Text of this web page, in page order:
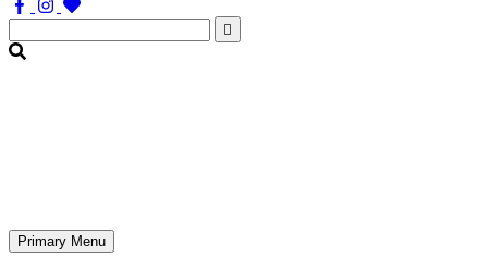
Søg
efter:
Primary Menu